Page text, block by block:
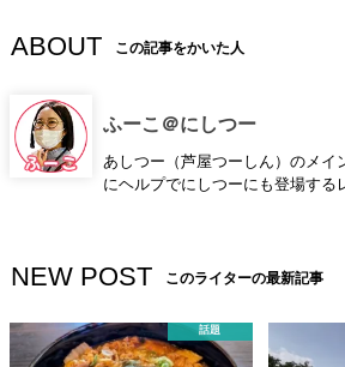
ABOUT この記事をかいた人
ふーこ＠にしつー
あしつー（芦屋つーしん）のメイ
にヘルプでにしつーにも登場する
NEW POST このライターの最新記事
話題